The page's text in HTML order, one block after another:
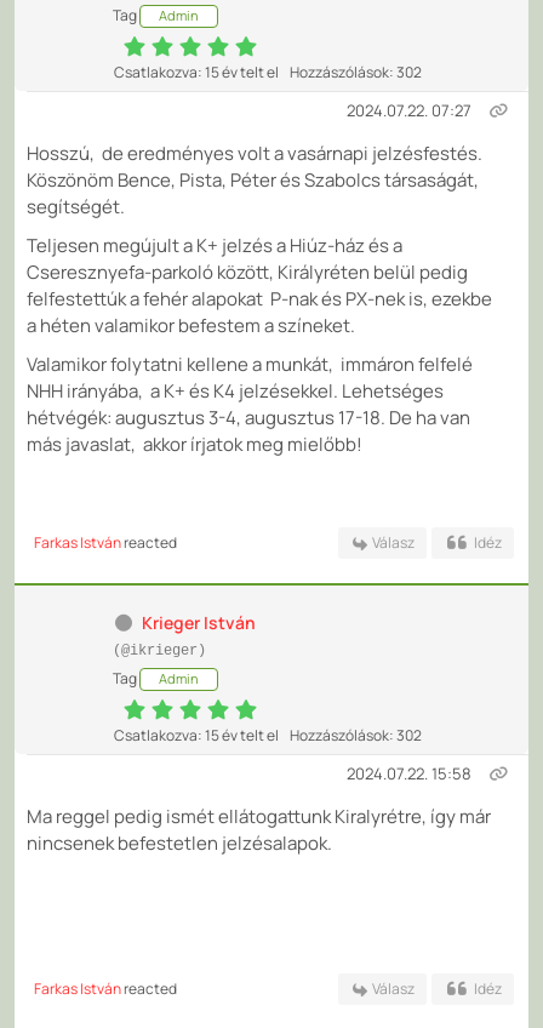
Tag Admin
Csatlakozva: 15 év telt el Hozzászólások: 302
2024.07.22. 07:27
Hosszú, de eredményes volt a vasárnapi jelzésfestés.
Köszönöm Bence, Pista, Péter és Szabolcs társaságát,
segítségét.
Teljesen megújult a K+ jelzés a Hiúz-ház és a
Cseresznyefa-parkoló között, Királyréten belül pedig
felfestettúk a fehér alapokat P-nak és PX-nek is, ezekbe
a héten valamikor befestem a színeket.
Valamikor folytatni kellene a munkát, immáron felfelé
NHH irányába, a K+ és K4 jelzésekkel. Lehetséges
hétvégék: augusztus 3-4, augusztus 17-18. De ha van
más javaslat, akkor írjatok meg mielőbb!
Farkas Istvánreacted Válasz Idéz
Krieger István
(@ikrieger)
Tag Admin
Csatlakozva: 15 év telt el Hozzászólások: 302
2024.07.22. 15:58
Ma reggel pedig ismét ellátogattunk Kiralyrétre, így már
nincsenek befestetlen jelzésalapok.
Farkas Istvánreacted Válasz Idéz